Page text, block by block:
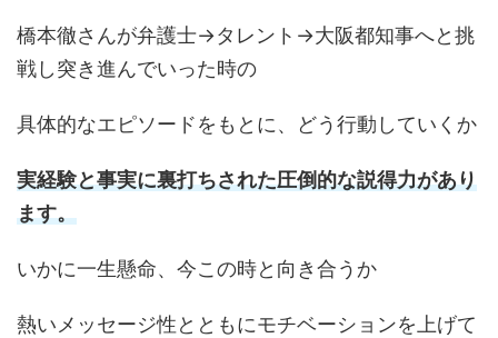
橋本徹さんが弁護士→タレント→大阪都知事へと挑
戦し突き進んでいった時の
具体的なエピソードをもとに、どう行動していくか
実経験と事実に裏打ちされた圧倒的な説得力があり
ます。
いかに一生懸命、今この時と向き合うか
熱いメッセージ性とともにモチベーションを上げて